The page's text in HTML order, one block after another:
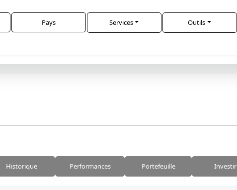
Pays Services Outils
Historique Performances Portefeuille Investir